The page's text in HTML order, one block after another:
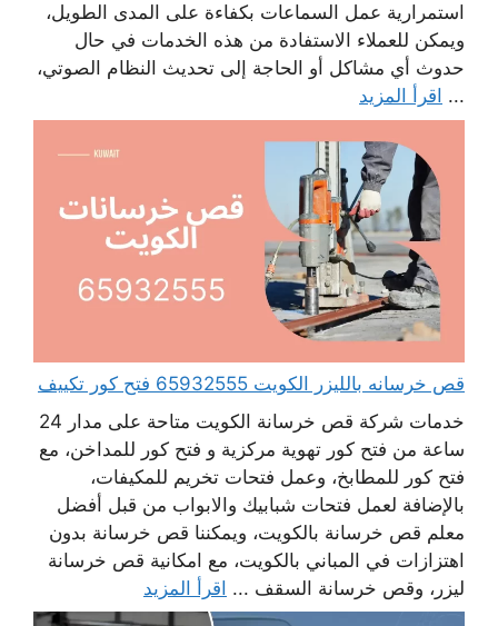
استمرارية عمل السماعات بكفاءة على المدى الطويل،
ويمكن للعملاء الاستفادة من هذه الخدمات في حال
حدوث أي مشاكل أو الحاجة إلى تحديث النظام الصوتي،
... اقرأ المزيد
قص خرسانه بالليزر الكويت 65932555 فتح كور تكييف
خدمات شركة قص خرسانة الكويت متاحة على مدار 24
ساعة من فتح كور تهوية مركزية و فتح كور للمداخن، مع
فتح كور للمطابخ، وعمل فتحات تخريم للمكيفات،
بالإضافة لعمل فتحات شبابيك والابواب من قبل أفضل
معلم قص خرسانة بالكويت، ويمكننا قص خرسانة بدون
اهتزازات في المباني بالكويت، مع امكانية قص خرسانة
ليزر، وقص خرسانة السقف ... اقرأ المزيد